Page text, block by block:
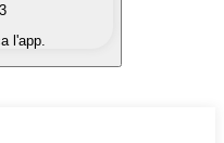
un'altra
self-custodial.
3
l'app.